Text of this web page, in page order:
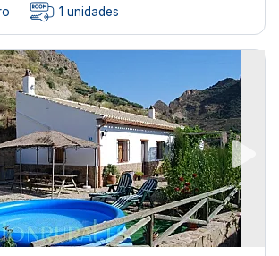
1 unidades